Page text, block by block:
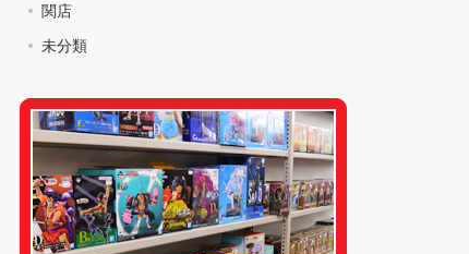
関店
未分類